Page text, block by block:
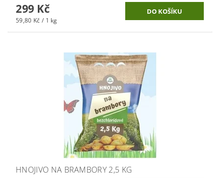
299 Kč
59,80 Kč / 1 kg
HNOJIVO NA BRAMBORY 2,5 KG